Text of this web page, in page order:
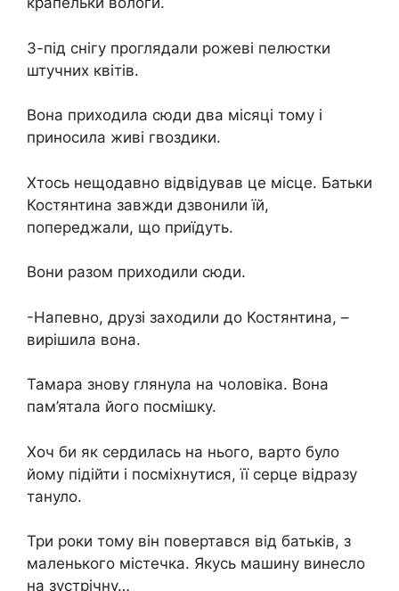
З-під снігу проглядали рожеві пелюстки
штучних квітів.
Вона приходила сюди два місяці тому і
приносила живі гвоздики.
Хтось нещодавно відвідував це місце. Батьки
Костянтина завжди дзвонили їй,
попереджали, що приїдуть.
Вони разом приходили сюди.
-Напевно, друзі заходили до Костянтина, –
вирішила вона.
Тамара знову глянула на чоловіка. Вона
пам’ятала його посмішку.
Хоч би як сердилась на нього, варто було
йому підійти і посміхнутися, її серце відразу
тануло.
Три роки тому він повертався від батьків, з
маленького містечка. Якусь машину винесло
на зустрічну…